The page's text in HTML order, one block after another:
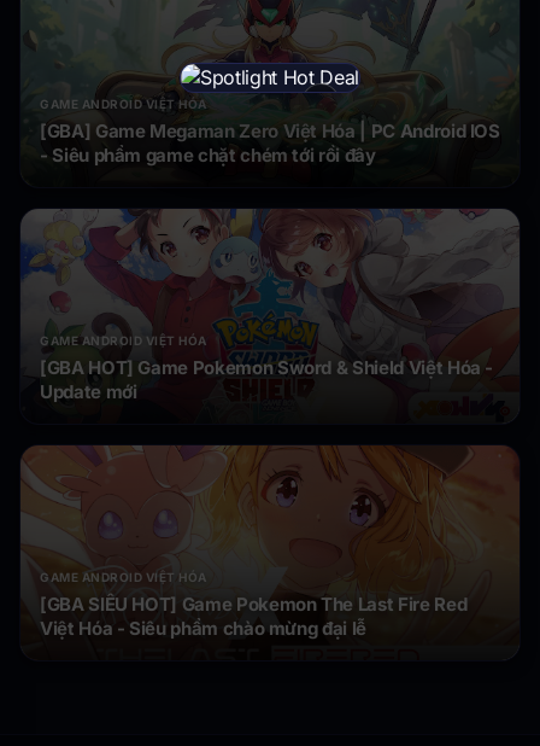
GAME ANDROID VIỆT HÓA
[GBA] Game Megaman Zero Việt Hóa | PC Android IOS
- Siêu phẩm game chặt chém tới rồi đây
GAME ANDROID VIỆT HÓA
[GBA HOT] Game Pokemon Sword & Shield Việt Hóa -
Update mới
GAME ANDROID VIỆT HÓA
[GBA SIÊU HOT] Game Pokemon The Last Fire Red
Việt Hóa - Siêu phẩm chào mừng đại lễ
×